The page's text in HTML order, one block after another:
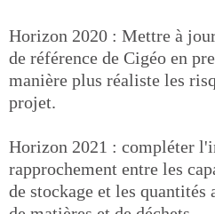
Horizon 2020 : Mettre à
de référence de Cigéo en
manière plus réaliste les
projet.
Horizon 2021 : compléter
rapprochement entre les
de stockage et les quantités